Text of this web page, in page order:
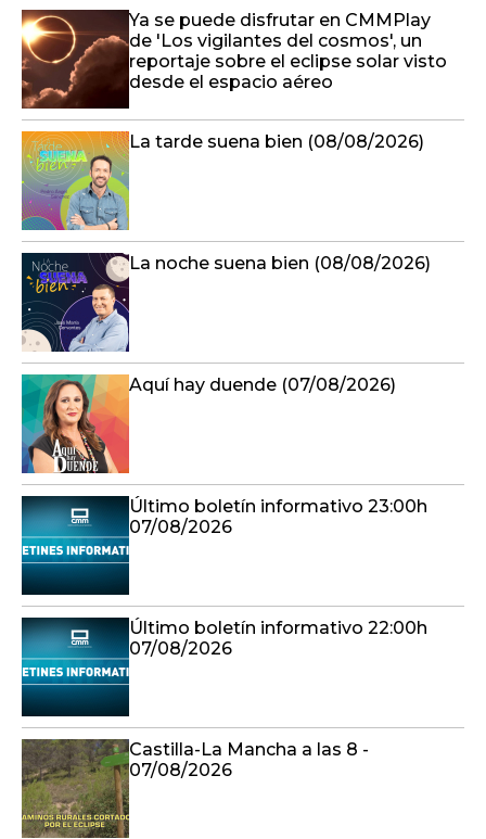
Ya se puede disfrutar en CMMPlay
de 'Los vigilantes del cosmos', un
reportaje sobre el eclipse solar visto
desde el espacio aéreo
La tarde suena bien (08/08/2026)
La noche suena bien (08/08/2026)
Aquí hay duende (07/08/2026)
Último boletín informativo 23:00h
07/08/2026
Último boletín informativo 22:00h
07/08/2026
Castilla-La Mancha a las 8 -
07/08/2026